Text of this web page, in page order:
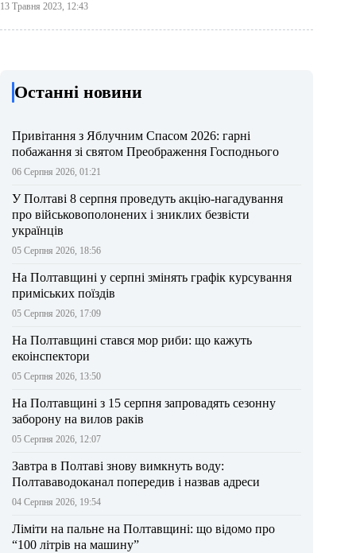
13 Травня 2023, 12:43
Останні новини
Привітання з Яблучним Спасом 2026: гарні
побажання зі святом Преображення Господнього
06 Серпня 2026, 01:21
У Полтаві 8 серпня проведуть акцію-нагадування
про військовополонених і зниклих безвісти
українців
05 Серпня 2026, 18:56
На Полтавщині у серпні змінять графік курсування
приміських поїздів
05 Серпня 2026, 17:09
На Полтавщині стався мор риби: що кажуть
екоінспектори
05 Серпня 2026, 13:50
На Полтавщині з 15 серпня запровадять сезонну
заборону на вилов раків
05 Серпня 2026, 12:07
Завтра в Полтаві знову вимкнуть воду:
Полтававодоканал попередив і назвав адреси
04 Серпня 2026, 19:54
Ліміти на пальне на Полтавщині: що відомо про
“100 літрів на машину”